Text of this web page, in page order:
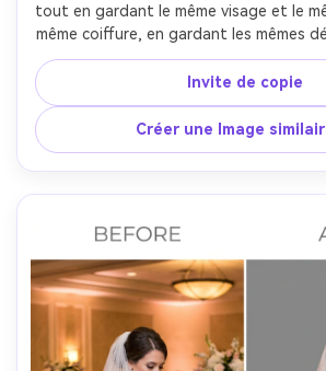
tout en gardant le même visage et le
même coiffure, en gardant les mêmes
la même pose, en préservant l'éclairage
sous le bord du chapeau, garder les
bord et le col de la veste- -
Invite de copie
Créer une Image